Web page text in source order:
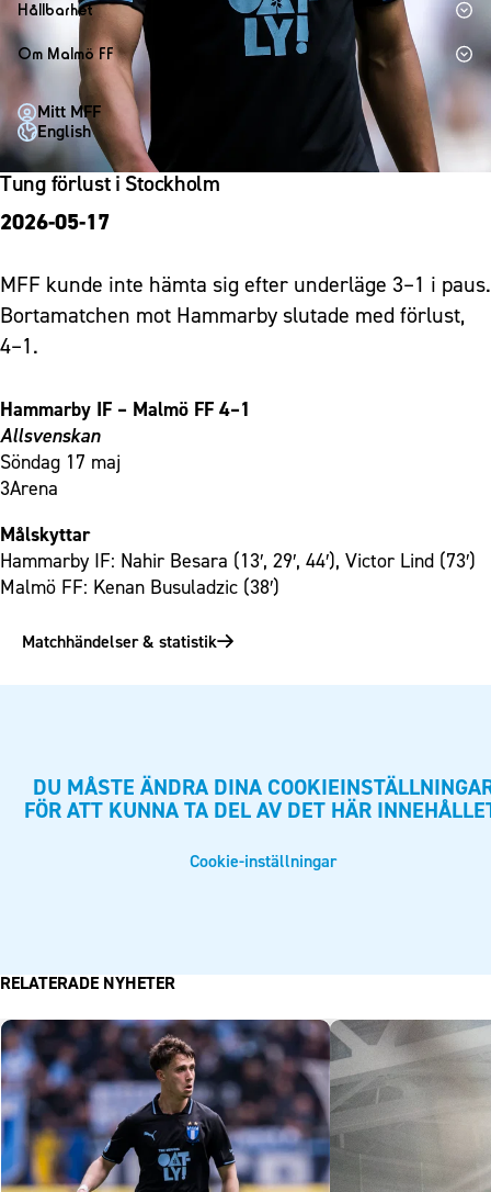
Fotbollsnätverket
P19
F19
P17
F17
Malmö Trophy
Partner dam
Matchdag på Eleda Stadion
MFF-museet & rundvandringar
Fest & Event
Konferens
Möte
Mässa
Sommarfest
Julshow
Vanliga frågor om 1910 Event
Hållbarhet
Hållbarhet
Himmelsblå framtid – en match för miljön
MFF i samhället
Laget för alla
Nattfotboll
Himmelsblå Tillsammans
Grundskolefotboll mot rasismer
Skolakademier
Fonder
Om Malmö FF
Om Malmö FF
Kontakt
Press och media
Historik – herrlaget
Historik – damlaget
Policydokument
Personuppgiftspolicy
Mitt MFF
English
Tung förlust i Stockholm
2026-05-17
MFF kunde inte hämta sig efter underläge 3–1 i paus.
Bortamatchen mot Hammarby slutade med förlust,
4–1.
Hammarby IF – Malmö FF 4–1
Allsvenskan
Söndag 17 maj
3Arena
Målskyttar
Hammarby IF: Nahir Besara (13′, 29′, 44′), Victor Lind (73′)
Malmö FF: Kenan Busuladzic (38′)
Matchhändelser & statistik
DU MÅSTE ÄNDRA DINA
FÖR ATT KUNNA TA DEL AV DET HÄR
Cookie-inställningar
RELATERADE NYHETER